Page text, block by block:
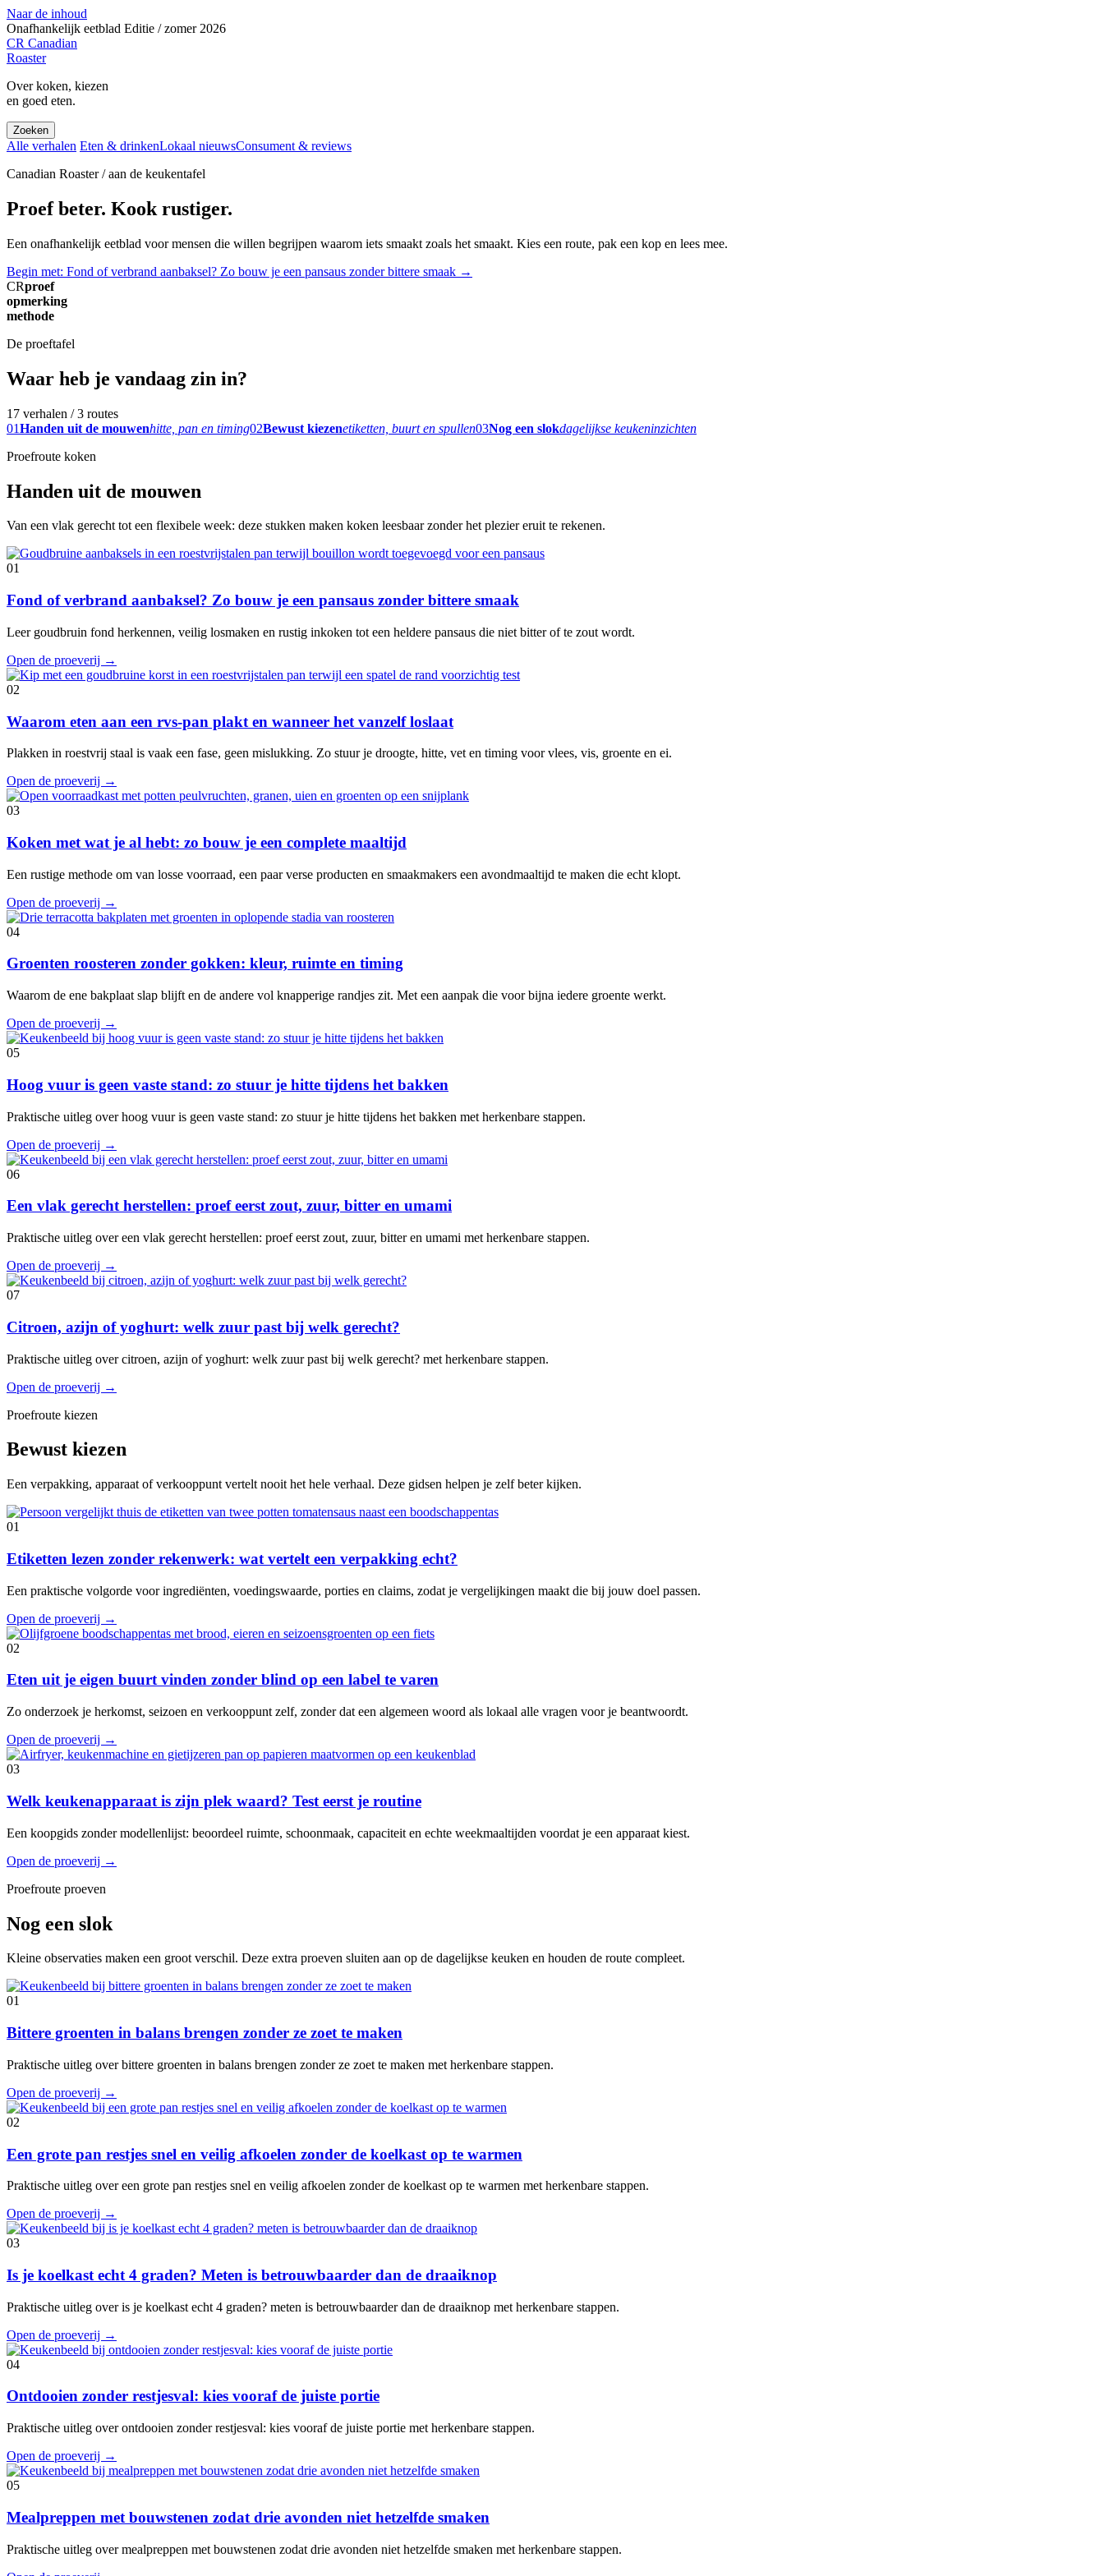
Naar de inhoud
Onafhankelijk eetblad Editie / zomer 2026
CR Canadian
Roaster
Over koken, kiezen
en goed eten.
Zoeken
Alle verhalen Eten & drinkenLokaal nieuwsConsument & reviews
Canadian Roaster / aan de keukentafel
Proef beter. Kook rustiger.
Een onafhankelijk eetblad voor mensen die willen begrijpen waarom iets smaakt zoals het smaakt. Kies een route, pak een kop en lees mee.
Begin met: Fond of verbrand aanbaksel? Zo bouw je een pansaus zonder bittere smaak →
CRproef
opmerking
methode
De proeftafel
Waar heb je vandaag zin in?
17 verhalen / 3 routes
01Handen uit de mouwenhitte, pan en timing02Bewust kiezenetiketten, buurt en spullen03Nog een slokdagelijkse keukeninzichten
Proefroute koken
Handen uit de mouwen
Van een vlak gerecht tot een flexibele week: deze stukken maken koken leesbaar zonder het plezier eruit te rekenen.
01
Fond of verbrand aanbaksel? Zo bouw je een pansaus zonder bittere smaak
Leer goudbruin fond herkennen, veilig losmaken en rustig inkoken tot een heldere pansaus die niet bitter of te zout wordt.
Open de proeverij →
02
Waarom eten aan een rvs-pan plakt en wanneer het vanzelf loslaat
Plakken in roestvrij staal is vaak een fase, geen mislukking. Zo stuur je droogte, hitte, vet en timing voor vlees, vis, groente en ei.
Open de proeverij →
03
Koken met wat je al hebt: zo bouw je een complete maaltijd
Een rustige methode om van losse voorraad, een paar verse producten en smaakmakers een avondmaaltijd te maken die echt klopt.
Open de proeverij →
04
Groenten roosteren zonder gokken: kleur, ruimte en timing
Waarom de ene bakplaat slap blijft en de andere vol knapperige randjes zit. Met een aanpak die voor bijna iedere groente werkt.
Open de proeverij →
05
Hoog vuur is geen vaste stand: zo stuur je hitte tijdens het bakken
Praktische uitleg over hoog vuur is geen vaste stand: zo stuur je hitte tijdens het bakken met herkenbare stappen.
Open de proeverij →
06
Een vlak gerecht herstellen: proef eerst zout, zuur, bitter en umami
Praktische uitleg over een vlak gerecht herstellen: proef eerst zout, zuur, bitter en umami met herkenbare stappen.
Open de proeverij →
07
Citroen, azijn of yoghurt: welk zuur past bij welk gerecht?
Praktische uitleg over citroen, azijn of yoghurt: welk zuur past bij welk gerecht? met herkenbare stappen.
Open de proeverij →
Proefroute kiezen
Bewust kiezen
Een verpakking, apparaat of verkooppunt vertelt nooit het hele verhaal. Deze gidsen helpen je zelf beter kijken.
01
Etiketten lezen zonder rekenwerk: wat vertelt een verpakking echt?
Een praktische volgorde voor ingrediënten, voedingswaarde, porties en claims, zodat je vergelijkingen maakt die bij jouw doel passen.
Open de proeverij →
02
Eten uit je eigen buurt vinden zonder blind op een label te varen
Zo onderzoek je herkomst, seizoen en verkooppunt zelf, zonder dat een algemeen woord als lokaal alle vragen voor je beantwoordt.
Open de proeverij →
03
Welk keukenapparaat is zijn plek waard? Test eerst je routine
Een koopgids zonder modellenlijst: beoordeel ruimte, schoonmaak, capaciteit en echte weekmaaltijden voordat je een apparaat kiest.
Open de proeverij →
Proefroute proeven
Nog een slok
Kleine observaties maken een groot verschil. Deze extra proeven sluiten aan op de dagelijkse keuken en houden de route compleet.
01
Bittere groenten in balans brengen zonder ze zoet te maken
Praktische uitleg over bittere groenten in balans brengen zonder ze zoet te maken met herkenbare stappen.
Open de proeverij →
02
Een grote pan restjes snel en veilig afkoelen zonder de koelkast op te warmen
Praktische uitleg over een grote pan restjes snel en veilig afkoelen zonder de koelkast op te warmen met herkenbare stappen.
Open de proeverij →
03
Is je koelkast echt 4 graden? Meten is betrouwbaarder dan de draaiknop
Praktische uitleg over is je koelkast echt 4 graden? meten is betrouwbaarder dan de draaiknop met herkenbare stappen.
Open de proeverij →
04
Ontdooien zonder restjesval: kies vooraf de juiste portie
Praktische uitleg over ontdooien zonder restjesval: kies vooraf de juiste portie met herkenbare stappen.
Open de proeverij →
05
Mealpreppen met bouwstenen zodat drie avonden niet hetzelfde smaken
Praktische uitleg over mealpreppen met bouwstenen zodat drie avonden niet hetzelfde smaken met herkenbare stappen.